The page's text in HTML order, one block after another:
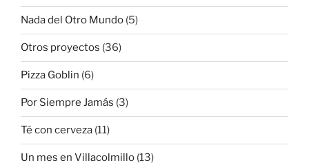
Nada del Otro Mundo (5)
Otros proyectos (36)
Pizza Goblin (6)
Por Siempre Jamás (3)
Té con cerveza (11)
Un mes en Villacolmillo (13)